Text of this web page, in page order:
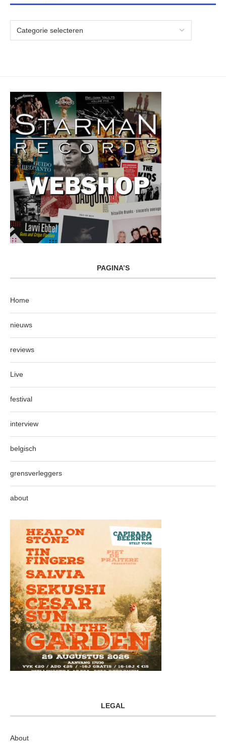
PAGINA’S
Home
nieuws
reviews
Live
festival
interview
belgisch
grensverleggers
about
LEGAL
About